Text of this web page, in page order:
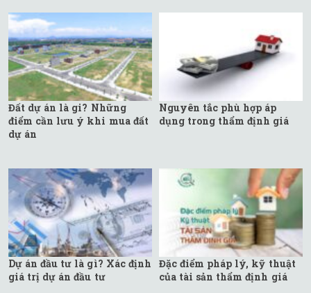
Đất dự án là gi? Những
điểm cần lưu ý khi mua đất
dự án
Nguyên tắc phù hợp áp
dụng trong thẩm định giá
Dự án đầu tư là gì? Xác định
giá trị dự án đầu tư
Đặc điểm pháp lý, kỹ thuật
của tài sản thẩm định giá